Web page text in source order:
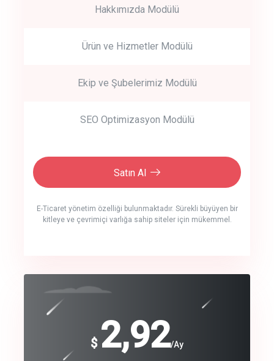
Hakkımızda Modülü
Ürün ve Hizmetler Modülü
Ekip ve Şubelerimiz Modülü
SEO Optimizasyon Modülü
Satın Al
E-Ticaret yönetim özelliği bulunmaktadır. Sürekli büyüyen bir
kitleye ve çevrimiçi varlığa sahip siteler için mükemmel.
crm auto cync
track energy costs
$ 2,92/Ay
$
240